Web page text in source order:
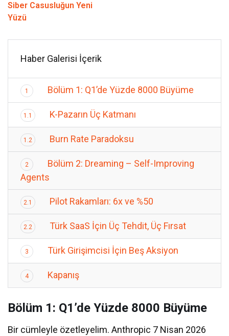
Siber Casusluğun Yeni
Yüzü
Haber Galerisi İçerik
1 Bölüm 1: Q1’de Yüzde 8000 Büyüme
1.1 K-Pazarın Üç Katmanı
1.2 Burn Rate Paradoksu
2
Bölüm 2: Dreaming – Self-Improving
Agents
2.1 Pilot Rakamları: 6x ve %50
2.2 Türk SaaS İçin Üç Tehdit, Üç Fırsat
3 Türk Girişimcisi İçin Beş Aksiyon
4 Kapanış
Bölüm 1: Q1’de Yüzde 8000 Büyüme
Bir cümleyle özetleyelim. Anthropic 7 Nisan 2026